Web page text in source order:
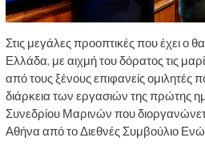
Στις μεγάλες προοπτικές που έχει ο
Ελλάδα, με αιχμή του δόρατος τις
από τους ξένους επιφανείς ομιλητές
διάρκεια των εργασιών της πρώτης
Συνεδρίου Μαρινών που
Αθήνα από το Διεθνές Συμβούλιο